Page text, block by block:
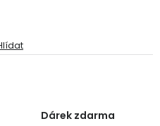
Dárek zdarma